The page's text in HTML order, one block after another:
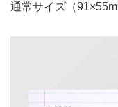
通常サイズ（